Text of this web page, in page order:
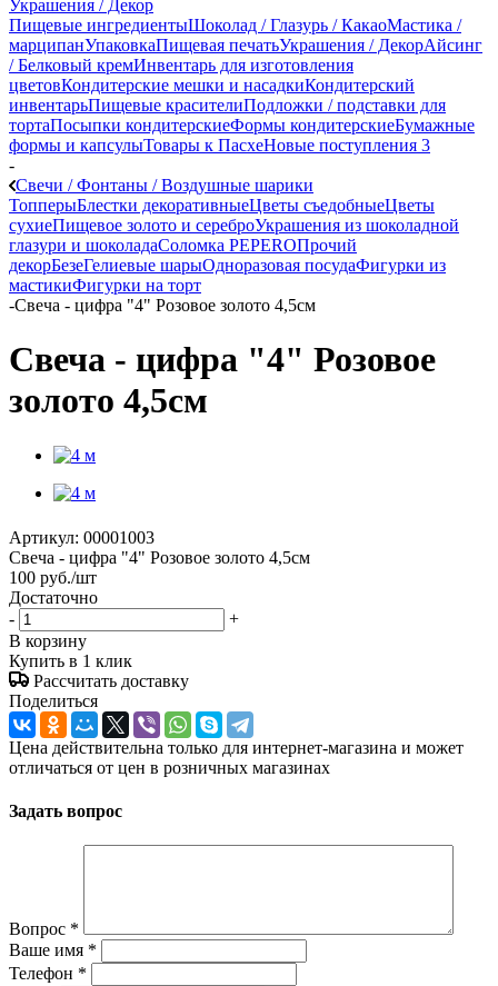
Украшения / Декор
Пищевые ингредиентыШоколад / Глазурь / КакаоМастика /
марципанУпаковкаПищевая печатьУкрашения / ДекорАйсинг
/ Белковый кремИнвентарь для изготовления
цветовКондитерские мешки и насадкиКондитерский
инвентарьПищевые красителиПодложки / подставки для
тортаПосыпки кондитерскиеФормы кондитерскиеБумажные
формы и капсулыТовары к ПасхеНовые поступления 3
-
Свечи / Фонтаны / Воздушные шарики
ТопперыБлестки декоративныеЦветы съедобныеЦветы
сухиеПищевое золото и сереброУкрашения из шоколадной
глазури и шоколадаСоломка PEPEROПрочий
декорБезеГелиевые шарыОдноразовая посудаФигурки из
мастикиФигурки на торт
-Свеча - цифра "4" Розовое золото 4,5см
Свеча - цифра "4" Розовое
золото 4,5см
Артикул: 00001003
Свеча - цифра "4" Розовое золото 4,5см
100 руб./шт
Достаточно
-
+
В корзину
Купить в 1 клик
Рассчитать доставку
Поделиться
Цена действительна только для интернет-магазина и может
отличаться от цен в розничных магазинах
Задать вопрос
Вопрос *
Ваше имя *
Телефон *